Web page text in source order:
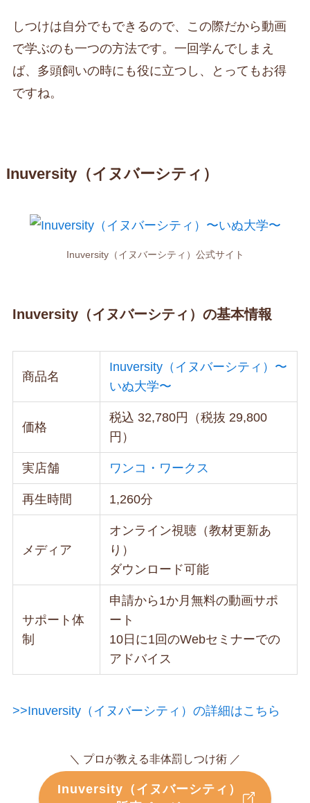
しつけは自分でもできるので、この際だから動画
で学ぶのも一つの方法です。一回学んでしまえ
ば、多頭飼いの時にも役に立つし、とってもお得
ですね。
Inuversity（イヌバーシティ）
Inuversity（イヌバーシティ）公式サイト
Inuversity（イヌバーシティ）の基本情報
商品名
Inuversity（イヌバーシティ）〜
いぬ大学〜
価格
税込 32,780円（税抜 29,800
円）
実店舗 ワンコ・ワークス
再生時間 1,260分
メディア
オンライン視聴（教材更新あ
り）
ダウンロード可能
サポート体
制
申請から1か月無料の動画サポ
ート
10日に1回のWebセミナーでの
アドバイス
>>Inuversity（イヌバーシティ）の詳細はこちら
＼ プロが教える非体罰しつけ術 ／
Inuversity（イヌバーシティ）